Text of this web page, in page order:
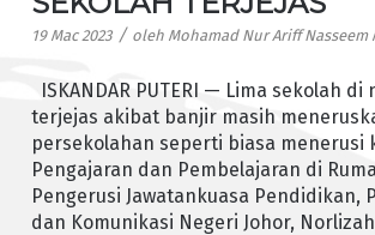
19 Mac 2023 / oleh Mohamad Nur Ariff Nasseem
ISKANDAR PUTERI — Lima sekolah
terjejas akibat banjir masih
persekolahan seperti biasa menerusi
Pengajaran dan Pembelajaran di
Pengerusi Jawatankuasa Pendidikan,
dan Komunikasi Negeri Johor,